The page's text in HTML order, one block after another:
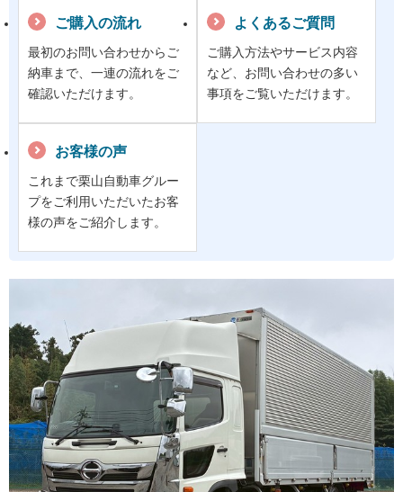
ご購入の流れ
最初のお問い合わせからご
納車まで、一連の流れをご
確認いただけます。
よくあるご質問
ご購入方法やサービス内容
など、お問い合わせの多い
事項をご覧いただけます。
お客様の声
これまで栗山自動車グルー
プをご利用いただいたお客
様の声をご紹介します。